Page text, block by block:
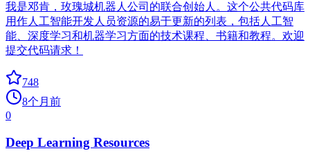
我是邓肯，玫瑰城机器人公司的联合创始人。这个公共代码库
用作人工智能开发人员资源的易于更新的列表，包括人工智
能、深度学习和机器学习方面的技术课程、书籍和教程。欢迎
提交代码请求！
748
8个月前
0
Deep Learning Resources